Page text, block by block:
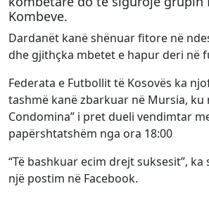
Kombeve.
Dardanët kanë shënuar fitore në
dhe gjithçka mbetet e hapur deri në
Federata e Futbollit të Kosovës ka
tashmë kanë zbarkuar në Mursia, ku
Condomina” i pret dueli vendimtar
papërshtatshëm nga ora 18:00
“Të bashkuar ecim drejt suksesit”, ka
një postim në Facebook.